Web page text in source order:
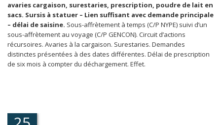
avaries cargaison, surestaries, prescription, poudre de lait en
sacs. Sursis à statuer – Lien suffisant avec demande principale
– délai de saisine. Sous-affrètement à temps (C/P NYPE) suivi d’un
sous-affrètement au voyage (C/P GENCON). Circuit d’actions
récursoires. Avaries à la cargaison. Surestaries. Demandes
distinctes présentées à des dates différentes. Délai de prescription
de six mois à compter du déchargement. Effet.